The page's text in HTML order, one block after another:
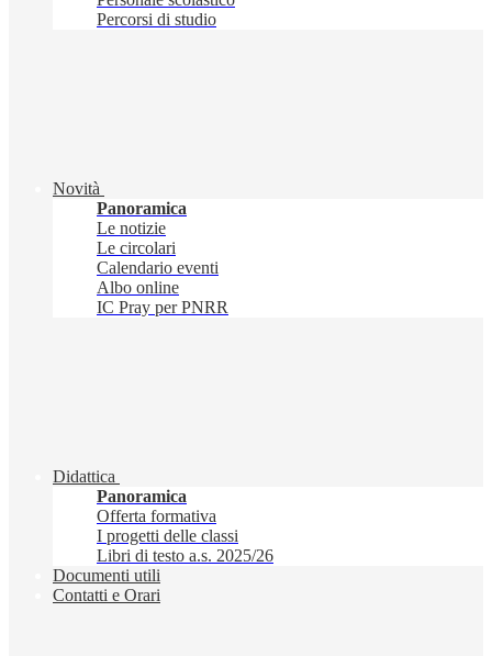
Percorsi di studio
Novità
Panoramica
Le notizie
Le circolari
Calendario eventi
Albo online
IC Pray per PNRR
Didattica
Panoramica
Offerta formativa
I progetti delle classi
Libri di testo a.s. 2025/26
Documenti utili
Contatti e Orari